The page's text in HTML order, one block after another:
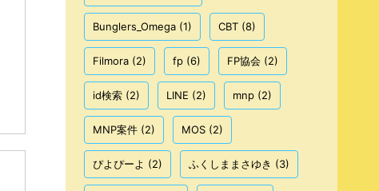
Bunglers_Omega (1) CBT (8)
Filmora (2) fp (6) FP協会 (2)
id検索 (2) LINE (2) mnp (2)
MNP案件 (2) MOS (2)
ぴよぴーよ (2) ふくしままさゆき (3)